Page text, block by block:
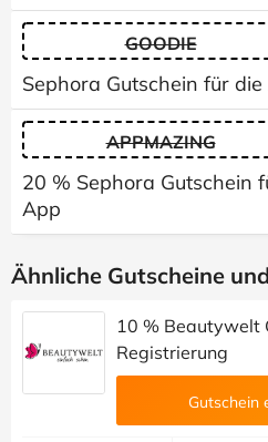
GOODIE
Sephora Gutschein für die
APPMAZING
20 % Sephora Gutschein
App
Ähnliche Gutscheine
10 % Beautywelt
Registrierung
Gutschein